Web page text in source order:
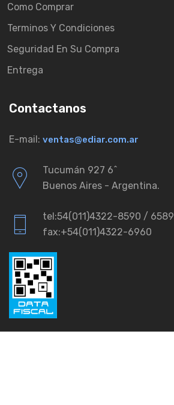
Como Comprar
Terminos Y Condiciones
Seguridad En Su Compra
Entrega
Contactanos
E-mail: ventas@ediar.com.ar
Tucumán 927 6ˆ
Buenos Aires - Argentina.
tel:54(011)4322-8590 / 6589
fax:+54(011)4322-6960